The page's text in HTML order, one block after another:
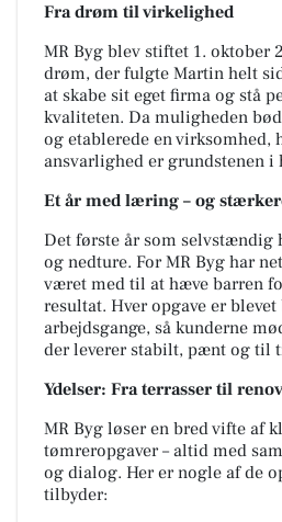
Fra drøm til virkelighed
MR Byg blev stiftet 1. oktober
drøm, der fulgte Martin helt
at skabe sit eget firma og stå
kvaliteten. Da muligheden
og etablerede en virksomhed,
ansvarlighed er grundstenen i
Et år med læring – og
Det første år som selvstændig
og nedture. For MR Byg har
været med til at hæve barren
resultat. Hver opgave er
arbejdsgange, så kunderne
der leverer stabilt, pænt og til
Ydelser: Fra terrasser til
MR Byg løser en bred vifte af
tømreropgaver – altid med
og dialog. Her er nogle af de
tilbyder: